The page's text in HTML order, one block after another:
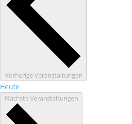
VorherigeVeranstaltungen
Heute
NächsteVeranstaltungen